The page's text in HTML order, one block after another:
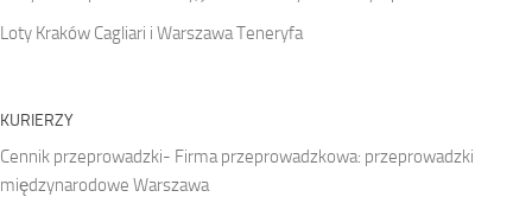
Loty Kraków Cagliari i Warszawa Teneryfa
KURIERZY
Cennik przeprowadzki- Firma przeprowadzkowa: przeprowadzki
międzynarodowe Warszawa